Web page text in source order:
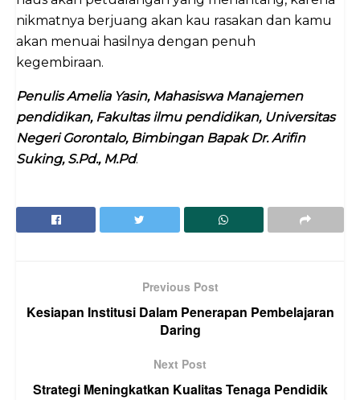
nikmatnya berjuang akan kau rasakan dan kamu
akan menuai hasilnya dengan penuh
kegembiraan.
Penulis Amelia Yasin, Mahasiswa Manajemen
pendidikan, Fakultas ilmu pendidikan, Universitas
Negeri Gorontalo, Bimbingan Bapak Dr. Arifin
Suking, S.Pd., M.Pd.
Previous Post
Kesiapan Institusi Dalam Penerapan Pembelajaran
Daring
Next Post
Strategi Meningkatkan Kualitas Tenaga Pendidik